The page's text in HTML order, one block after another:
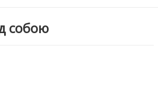
собою